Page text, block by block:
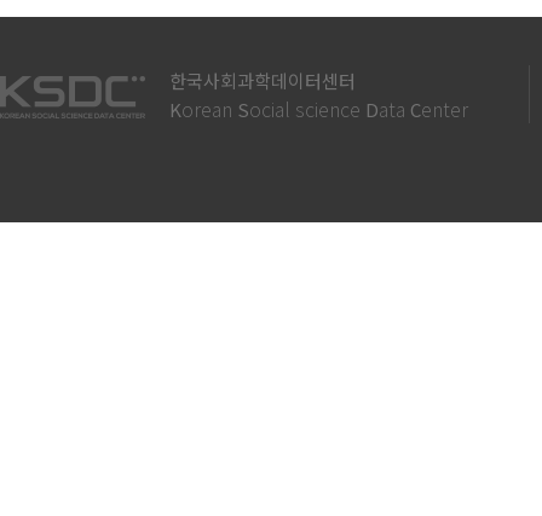
한국사회과학데이터센터
Korean Social science Data Center